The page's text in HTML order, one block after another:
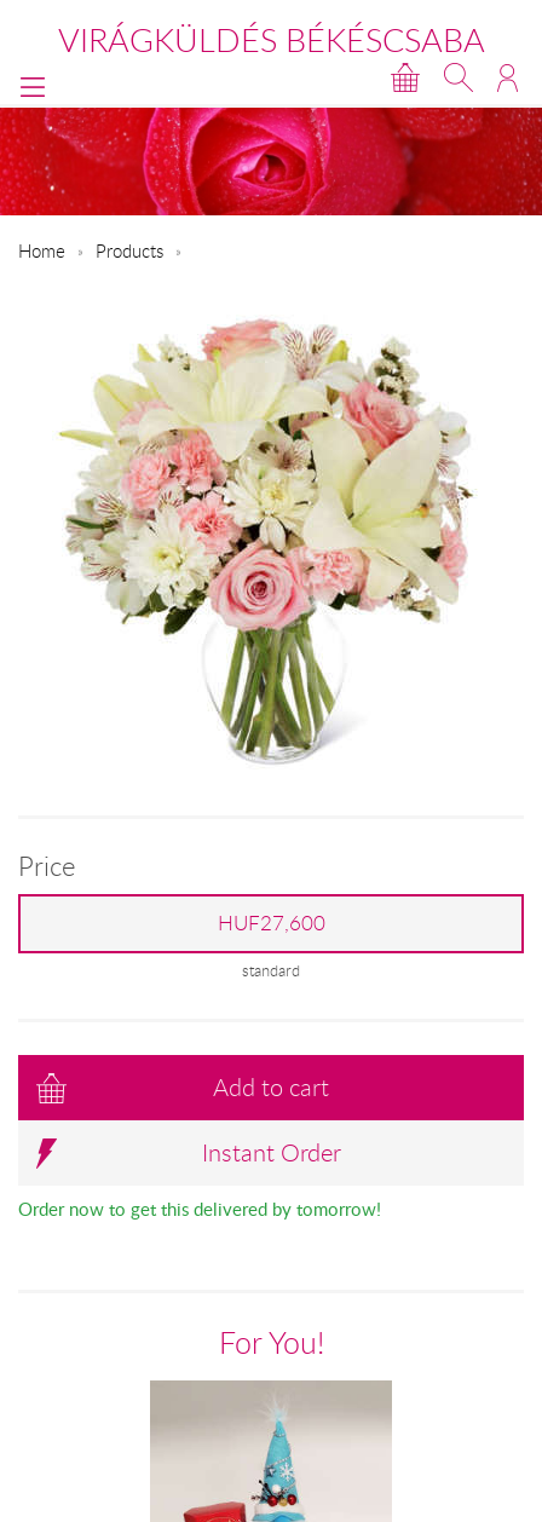
VIRÁGKÜLDÉS BÉKÉSCSABA
Home Products
Price
HUF27,600
standard
Add to cart
Instant Order
Order now to get this delivered by tomorrow!
For You!